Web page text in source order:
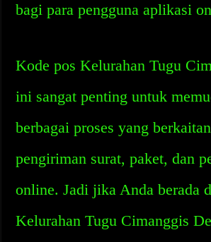
bagi para pengguna aplikasi
Kode pos Kelurahan Tugu
ini sangat penting untuk
berbagai proses yang
pengiriman surat, paket, dan
online. Jadi jika Anda berada
Kelurahan Tugu Cimanggis